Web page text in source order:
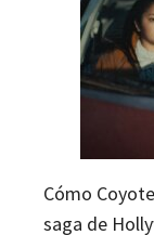
Cómo
saga de